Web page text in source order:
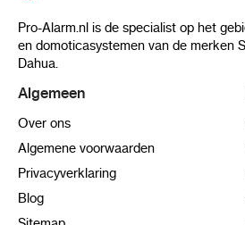
Pro-Alarm.nl is de specialist op het
en domoticasystemen van de merken
Dahua.
Algemeen
Over ons
Algemene voorwaarden
Privacyverklaring
Blog